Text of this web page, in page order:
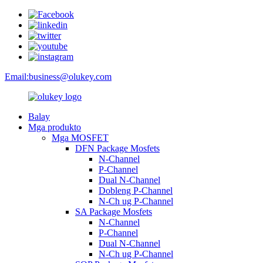
Email:business@olukey.com
Balay
Mga produkto
Mga MOSFET
DFN Package Mosfets
N-Channel
P-Channel
Dual N-Channel
Dobleng P-Channel
N-Ch ug P-Channel
SA Package Mosfets
N-Channel
P-Channel
Dual N-Channel
N-Ch ug P-Channel